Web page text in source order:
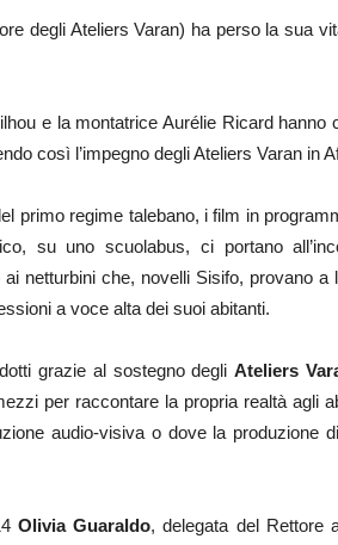
degli Ateliers Varan) ha perso la sua
e la montatrice Aurélie Ricard
così l’impegno degli Ateliers Varan in
primo regime talebano, i film in
su uno scuolabus, ci portano
netturbini che, novelli Sisifo, provano a
a voce alta dei suoi abitanti.
grazie al sostegno degliAteliers
per raccontare la propria realtà agli
audio-visiva o dove la produzione
Olivia Guaraldo, delegata del Rettore